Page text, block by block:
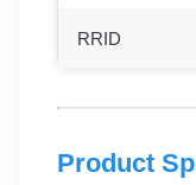
RRID
Product